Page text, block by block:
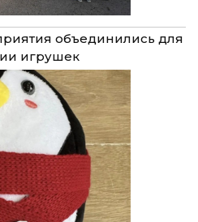
объединились для
игрушек